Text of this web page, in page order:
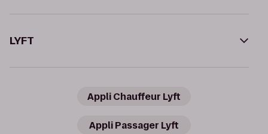
LYFT
Appli Chauffeur Lyft
Appli Passager Lyft